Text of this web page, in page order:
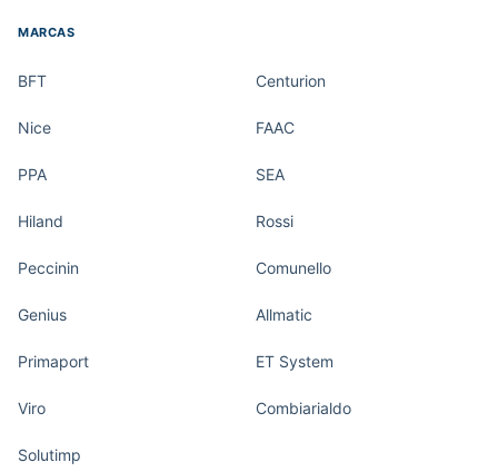
MARCAS
BFT Centurion
Nice FAAC
PPA SEA
Hiland Rossi
Peccinin Comunello
Genius Allmatic
Primaport ET System
Viro Combiarialdo
Solutimp